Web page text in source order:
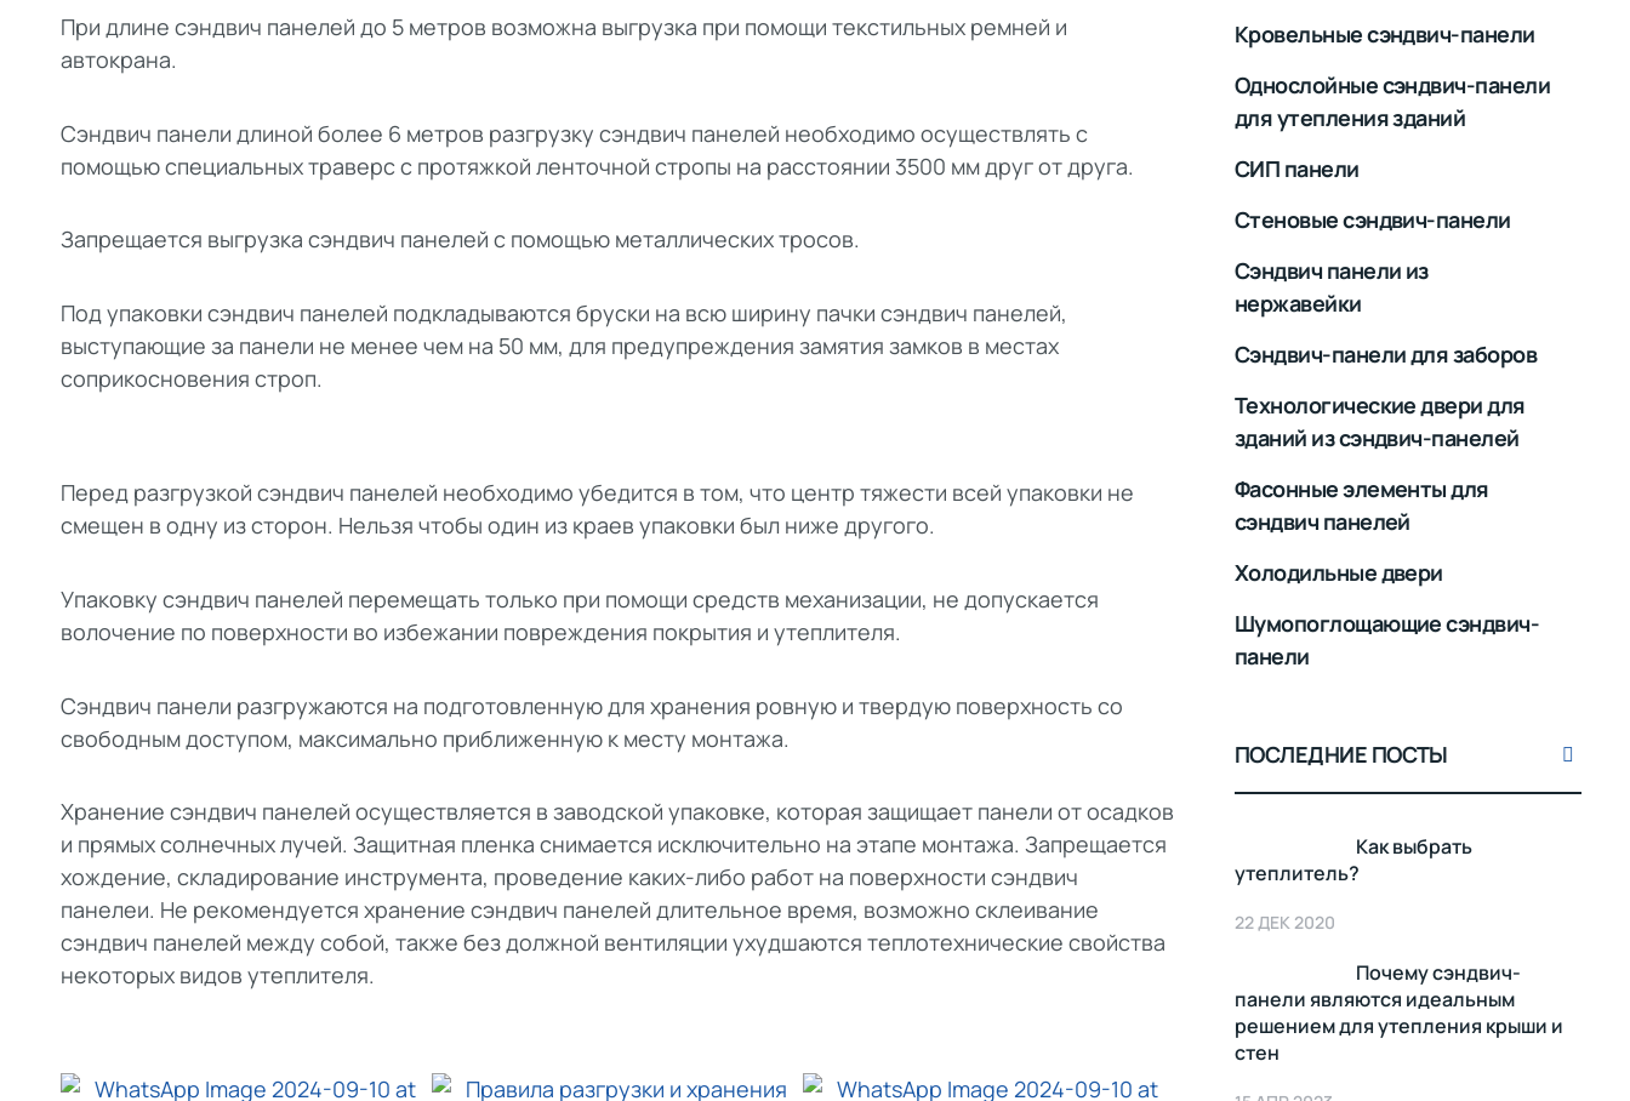
При длине сэндвич панелей до 5 метров возможна выгрузка при помощи текстильных ремней и
автокрана.
Сэндвич панели длиной более 6 метров разгрузку сэндвич панелей необходимо осуществлять с
помощью специальных траверс с протяжкой ленточной стропы на расстоянии 3500 мм друг от друга.
Запрещается выгрузка сэндвич панелей с помощью металлических тросов.
Под упаковки сэндвич панелей подкладываются бруски на всю ширину пачки сэндвич панелей,
выступающие за панели не менее чем на 50 мм, для предупреждения замятия замков в местах
соприкосновения строп.
Перед разгрузкой сэндвич панелей необходимо убедится в том, что центр тяжести всей упаковки не
смещен в одну из сторон. Нельзя чтобы один из краев упаковки был ниже другого.
Упаковку сэндвич панелей перемещать только при помощи средств механизации, не допускается
волочение по поверхности во избежании повреждения покрытия и утеплителя.
Сэндвич панели разгружаются на подготовленную для хранения ровную и твердую поверхность со
свободным доступом, максимально приближенную к месту монтажа.
Хранение сэндвич панелей осуществляется в заводской упаковке, которая защищает панели от осадков
и прямых солнечных лучей. Защитная пленка снимается исключительно на этапе монтажа. Запрещается
хождение, складирование инструмента, проведение каких-либо работ на поверхности сэндвич
панелеи. Не рекомендуется хранение сэндвич панелей длительное время, возможно склеивание
сэндвич панелей между собой, также без должной вентиляции ухудшаются теплотехнические свойства
некоторых видов утеплителя.
Кровельные сэндвич-панели
Однослойные сэндвич-панели
для утепления зданий
СИП панели
Стеновые сэндвич-панели
Сэндвич панели из
нержавейки
Сэндвич-панели для заборов
Технологические двери для
зданий из сэндвич-панелей
Фасонные элементы для
сэндвич панелей
Холодильные двери
Шумопоглощающие сэндвич-
панели
ПОСЛЕДНИЕ ПОСТЫ
Как выбрать
утеплитель?
22 ДЕК 2020
Почему сэндвич-
панели являются идеальным
решением для утепления крыши и
стен